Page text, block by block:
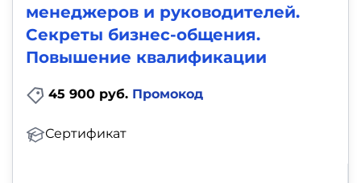
менеджеров и руководителей.
Секреты бизнес-общения.
Повышение квалификации
45 900 руб. Промокод
Сертификат